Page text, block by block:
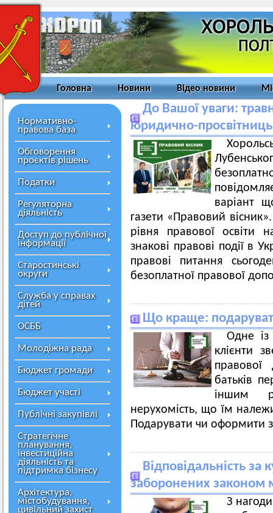
Головна Новини Відео новини
Нормативно-
правова база
Обговорення
проєктів рішень
Податки
Регуляторна
діяльність
Доступ до публічної
інформації
Старостинські
округи
Служба у справах
дітей
ОСББ
Молодіжна рада
Бюджет громади
Бюджет участі
Публічні закупівлі
Стратегічне
планування,
інвестиційна
діяльність та
підтримка бізнесу
Архітектура,
містобудування,
цивільний захист
До Вашої уваги:
юридично-
варіант
газети «Правовий
рівня правової освіти
знакові правові події в
правові питання
безоплатної правової
Що краще:
Одне із
клієнти
батьків
іншим
нерухомість, що їм
Подарувати чи оформити
Відповідальність за
заборонених законом
З